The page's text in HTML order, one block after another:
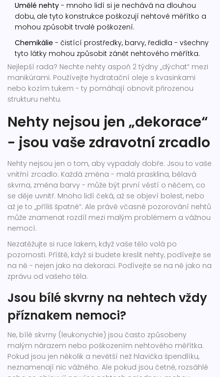
Umělé nehty - mnoho lidí si je nechává na dlouhou
dobu, ale tyto konstrukce poškozují nehtové měřítko a
mohou způsobit trvalé poškození.
Chemikálie - čistící prostředky, barvy, ředidla - všechny
tyto látky mohou způsobit zánět nehtového měřítka.
Nejlepší rada? Nechte nehty aspoň 2 týdny „dýchat“ mezi
manikúrami. Používejte hydratační oleje s kvasinkami
nebo kozím tukem - ty pomáhají obnovit přirozenou
strukturu nehtu.
Nehty nejsou jen „dekorace“
- jsou vaše zdravotní zrcadlo
Nehty nejsou jen o tom, aby vypadaly dobře. Jsou to vaše
vnitřní zrcadlo. Každá změna - malá prasklina, bělavá
skvrna, změna barvy - může být první věstí o něčem, co
se děje uvnitř. Mnoho lidí čeká, až se objeví bolest, nebo
až je to „příliš špatné“. Ale právě včasné pozorování nehtů
může znamenat rozdíl mezi malým problémem a vážnou
nemocí.
Nezatěžujte si ruce lakem, když vaše tělo volá po
pozornosti. Příště, když si budete kreslit nehty, podívejte se
na ně - nejen jako na dekoraci. Podívejte se na ně jako na
zprávu od vašeho těla.
Jsou bílé skvrny na nehtech vždy
příznakem nemoci?
Ne, bílé skvrny (leukonychie) jsou často způsobeny
malým nárazem nebo poškozením nehtového měřítka.
Pokud jsou jen několik a nevětší než hlavička špendlíku,
neznamenají nic vážného. Ale pokud jsou četné, rozsáhlé